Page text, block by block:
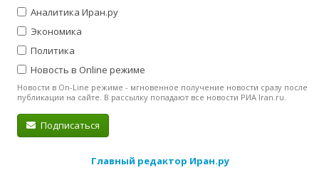
Аналитика Иран.ру
Экономика
Политика
Новость в Online режиме
Новости в On-Line режиме - мгновенное получение новости сразу после
публикации на сайте. В рассылку попадают все новости РИА Iran.ru.
Подписаться
Главный редактор Иран.ру